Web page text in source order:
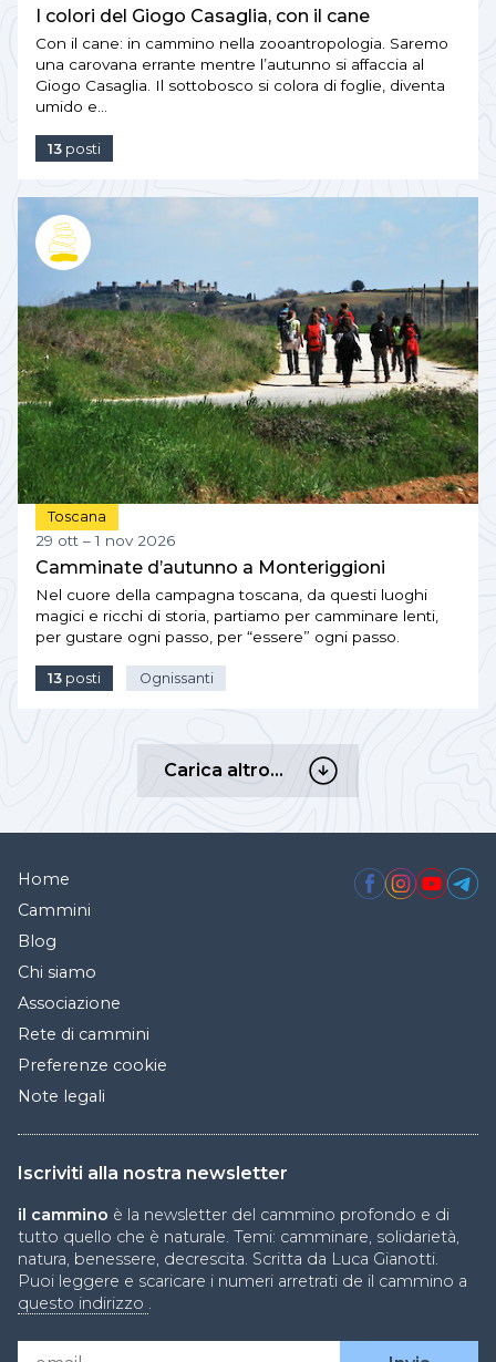
I colori del Giogo Casaglia, con il cane
Con il cane: in cammino nella zooantropologia. Saremo
una carovana errante mentre l’autunno si affaccia al
Giogo Casaglia. Il sottobosco si colora di foglie, diventa
umido e…
13 posti
Toscana
29 ott – 1 nov 2026
Camminate d’autunno a Monteriggioni
Nel cuore della campagna toscana, da questi luoghi
magici e ricchi di storia, partiamo per camminare lenti,
per gustare ogni passo, per “essere” ogni passo.
13 posti Ognissanti
Carica altro…
Carica
altro…
Home
Cammini
Blog
Chi siamo
Associazione
Rete di cammini
Preferenze cookie
Note legali
Iscriviti alla nostra newsletter
il cammino è la newsletter del cammino profondo e di
tutto quello che è naturale. Temi: camminare, solidarietà,
natura, benessere, decrescita. Scritta da Luca Gianotti.
Puoi leggere e scaricare i numeri arretrati de il cammino a
questo indirizzo .